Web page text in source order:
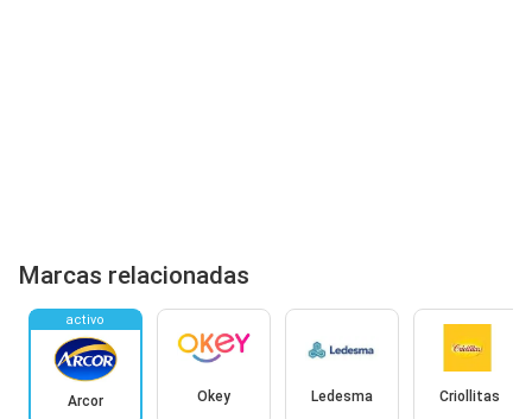
Marcas relacionadas
activo
Arcor Okey Ledesma Criollitas